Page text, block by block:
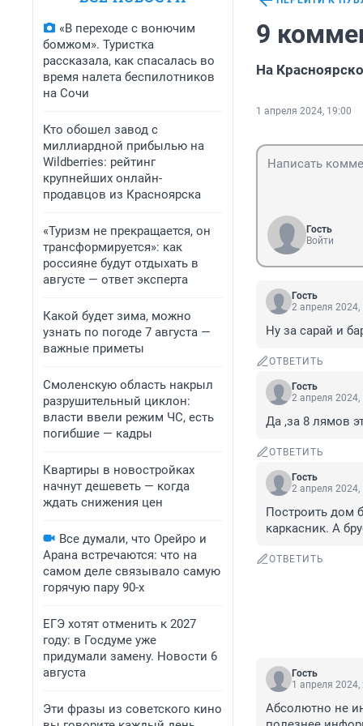
«В переходе с вонючим
бомжом». Туристка
рассказала, как спасалась во
время налета беспилотников
на Сочи
Кто обошел завод с
миллиардной прибылью на
Wildberries: рейтинг
крупнейших онлайн-
продавцов из Красноярска
«Туризм не прекращается, он
трансформируется»: как
россияне будут отдыхать в
августе — ответ эксперта
Какой будет зима, можно
узнать по погоде 7 августа —
важные приметы
Смоленскую область накрыл
разрушительный циклон:
власти ввели режим ЧС, есть
погибшие — кадры
Квартиры в новостройках
начнут дешеветь — когда
ждать снижения цен
Все думали, что Орейро и
Арана встречаются: что на
самом деле связывало самую
горячую пару 90-х
ЕГЭ хотят отменить к 2027
году: в Госдуме уже
придумали замену. Новости 6
августа
Эти фразы из советского кино
9
На
1 апреля 2024, 19:00
Гость
Войти
Гость
2 апреля 2024,
Ну за сарай и
ОТВЕТИТЬ
Гость
2 апреля 2024,
Да ,за 8 лямов
ОТВЕТИТЬ
Гость
2 апреля 2024,
Построить дом
каркасник. А
ОТВЕТИТЬ
Гость
1 апреля 2024,
Абсолютно не